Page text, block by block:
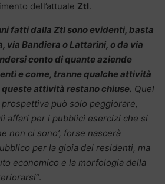
dell’attuale Ztl.
fatti dalla Ztl sono evidenti, basta
via Bandiera o Lattarini, o da via
conto di quante aziende
e come, tranne qualche attività
attività restano chiuse. Quel
può solo peggiorare,
affari per i pubblici esercizi che si
non ci sono’, forse nascerà
per la gioia dei residenti, ma
economico e la morfologia della
“.